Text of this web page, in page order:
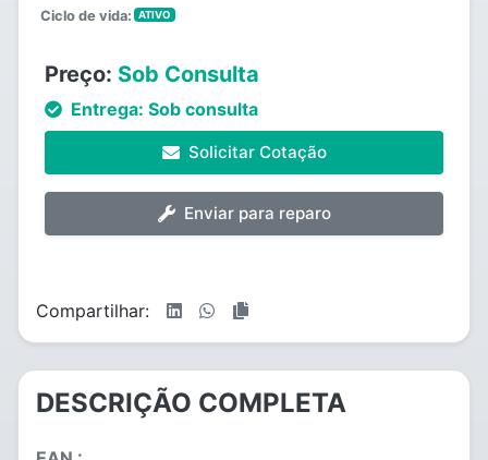
Ciclo de vida:
ATIVO
Preço: Sob Consulta
Entrega: Sob consulta
Solicitar Cotação
Enviar para reparo
Compartilhar:
DESCRIÇÃO COMPLETA